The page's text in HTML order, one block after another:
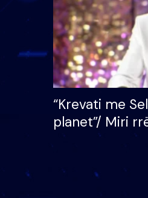
“Krevati me
planet”/ Miri
bukura në